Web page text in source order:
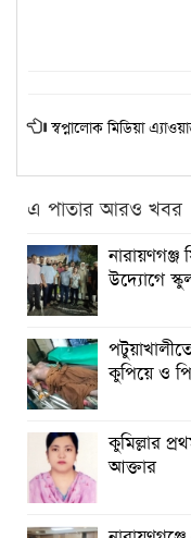
স্বপ্নালোক মিডিয়া
এ পাতার আরও খবর
নারায়ণগঞ্জ
উদ্যোগে
কুপিয়ে ও
কুমিল্লার
আক্তার